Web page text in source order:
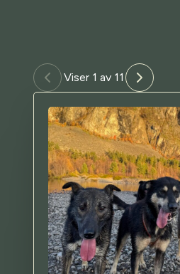
Viser 1 av 11